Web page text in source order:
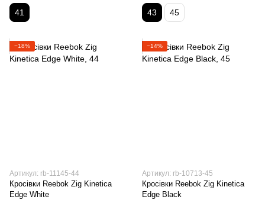
41 43 45
−18%
Артикул: rb-11145-44
Кросівки Reebok Zig Kinetica
Edge White
−14%
Артикул: rb-10713-45
Кросівки Reebok Zig Kinetica
Edge Black